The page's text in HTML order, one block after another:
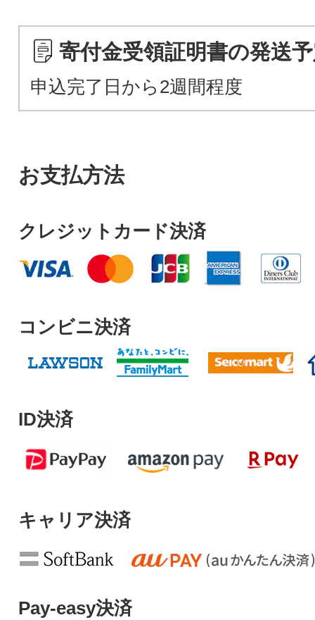
寄付金受領証明書の発送
申込完了日から2週間程度
お支払方法
クレジットカード決済
コンビニ決済
ID決済
キャリア決済
Pay-easy決済